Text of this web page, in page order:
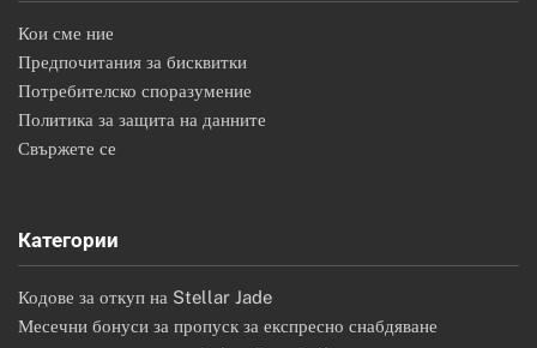
Кои сме ние
Предпочитания за бисквитки
Потребителско споразумение
Политика за защита на данните
Свържете се
Категории
Кодове за откуп на Stellar Jade
Месечни бонуси за пропуск за експресно снабдяване